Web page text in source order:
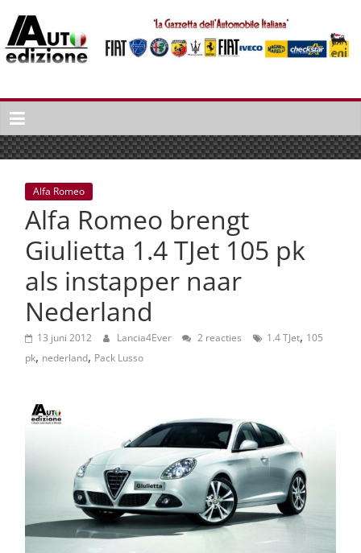
naar
inhoud
Auto
Edizione
La
Gazetta
dell'Automobile
Italiana
Italiaans
autonieuws
lifestyle
Alfa Romeo
Alfa Romeo brengt
Giulietta 1.4 TJet 105 pk
als instapper naar
Nederland
13 juni 2012 Lancia4Ever 2 reacties 1.4 TJet, 105
pk, nederland, Pack Lusso